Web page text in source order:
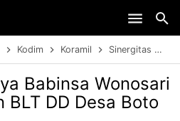
Kodim Koramil Sinergitas
Babinsa Wonosari
BLT DD Desa Boto